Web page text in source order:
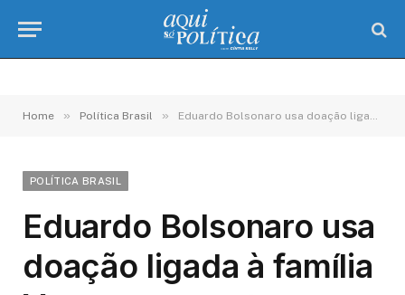
Home » Política Brasil » Eduardo Bolsonaro usa doação ligada à família Vorcaro para atacar Zema após crítica a Flávio
POLÍTICA BRASIL
Eduardo Bolsonaro usa
doação ligada à família